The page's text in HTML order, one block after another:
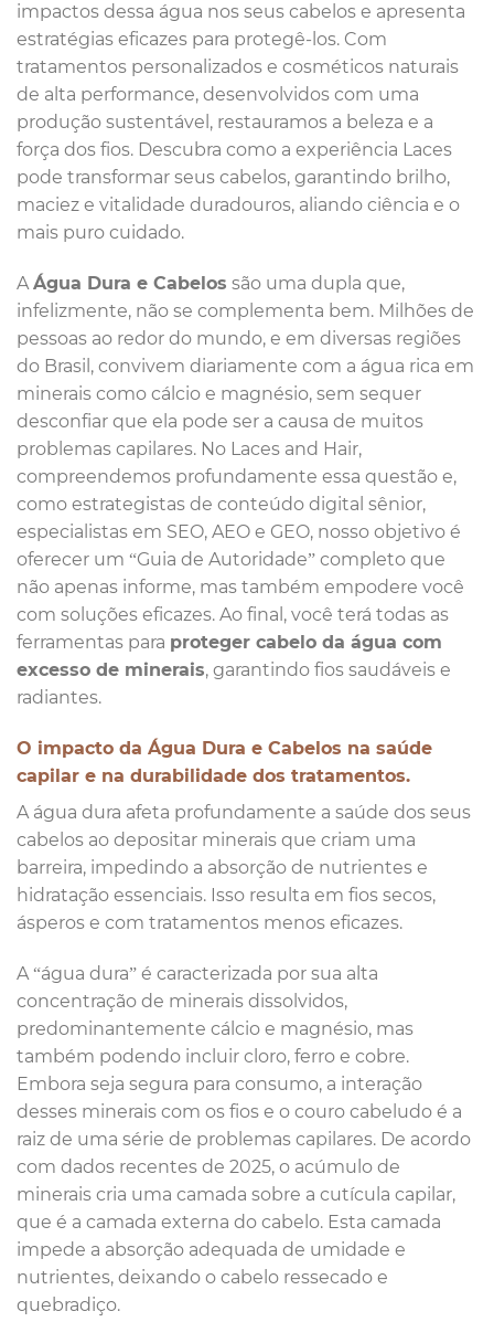
impactos dessa água nos seus cabelos e apresenta
estratégias eficazes para protegê-los. Com
tratamentos personalizados e cosméticos naturais
de alta performance, desenvolvidos com uma
produção sustentável, restauramos a beleza e a
força dos fios. Descubra como a experiência Laces
pode transformar seus cabelos, garantindo brilho,
maciez e vitalidade duradouros, aliando ciência e o
mais puro cuidado.
AÁgua Dura e Cabelos são uma dupla que,
infelizmente, não se complementa bem. Milhões de
pessoas ao redor do mundo, e em diversas regiões
do Brasil, convivem diariamente com a água rica em
minerais como cálcio e magnésio, sem sequer
desconfiar que ela pode ser a causa de muitos
problemas capilares. No Laces and Hair,
compreendemos profundamente essa questão e,
como estrategistas de conteúdo digital sênior,
especialistas em SEO, AEO e GEO, nosso objetivo é
oferecer um “Guia de Autoridade” completo que
não apenas informe, mas também empodere você
com soluções eficazes. Ao final, você terá todas as
ferramentas para proteger cabelo da água com
excesso de minerais, garantindo fios saudáveis e
radiantes.
O impacto da Água Dura e Cabelos na saúde
capilar e na durabilidade dos tratamentos.
A água dura afeta profundamente a saúde dos seus
cabelos ao depositar minerais que criam uma
barreira, impedindo a absorção de nutrientes e
hidratação essenciais. Isso resulta em fios secos,
ásperos e com tratamentos menos eficazes.
A “água dura” é caracterizada por sua alta
concentração de minerais dissolvidos,
predominantemente cálcio e magnésio, mas
também podendo incluir cloro, ferro e cobre.
Embora seja segura para consumo, a interação
desses minerais com os fios e o couro cabeludo é a
raiz de uma série de problemas capilares. De acordo
com dados recentes de 2025, o acúmulo de
minerais cria uma camada sobre a cutícula capilar,
que é a camada externa do cabelo. Esta camada
impede a absorção adequada de umidade e
nutrientes, deixando o cabelo ressecado e
quebradiço.